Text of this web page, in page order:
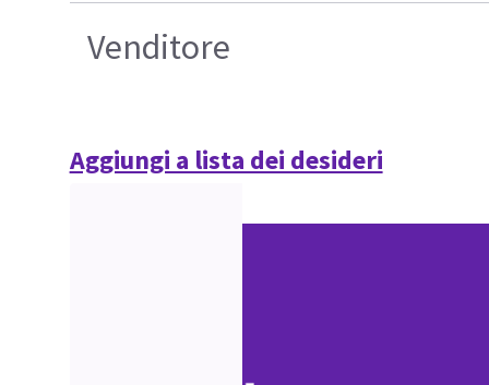
Venditore
Aggiungi a lista dei desideri